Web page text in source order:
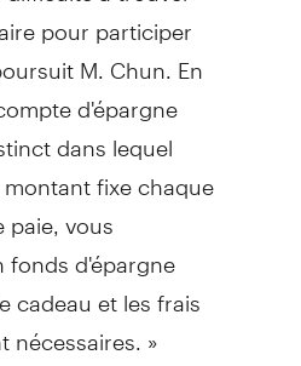
pour participer
M. Chun. En
d'épargne
dans lequel
fixe chaque
vous
d'épargne
cadeau et les frais
nécessaires. »